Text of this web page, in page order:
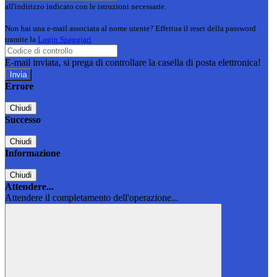
all'indirizzo indicato con le istruzioni necessarie.
Non hai una e-mail associata al nome utente? Effettua il reset della password
tramite la Login Spaggiari
E-mail inviata, si prega di controllare la casella di posta elettronica!
Errore
Chiudi
Successo
Chiudi
Informazione
Chiudi
Attendere...
Attendere il completamento dell'operazione...